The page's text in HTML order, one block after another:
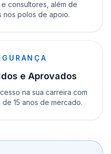
consultores, além de
nos polos de apoio.
e Aprovados
na sua carreira com
15 anos de mercado.